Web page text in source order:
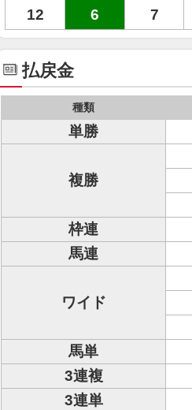
12
6 7
払戻金
種類
単勝
複勝
枠連
馬連
ワイド
馬単
3連複
3連単